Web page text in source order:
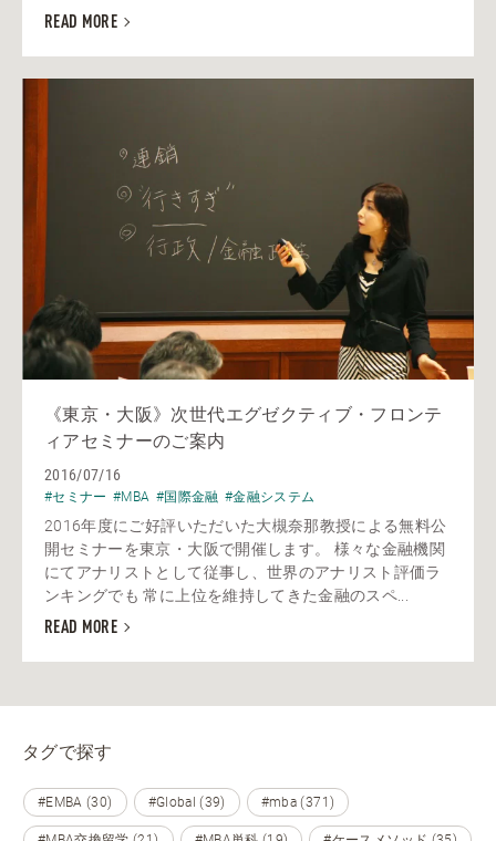
READ MORE
《東京・大阪》次世代エグゼクティブ・フロンテ
ィアセミナーのご案内
2016/07/16
#セミナー #MBA #国際金融 #金融システム
2016年度にご好評いただいた大槻奈那教授による無料公
開セミナーを東京・大阪で開催します。 様々な金融機関
にてアナリストとして従事し、世界のアナリスト評価ラ
ンキングでも 常に上位を維持してきた金融のスペ...
READ MORE
タグで探す
#EMBA (30) #Global (39) #mba (371)